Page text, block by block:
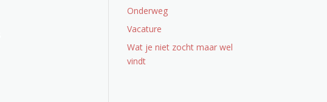
Onderweg
Vacature
Wat je niet zocht maar wel
vindt